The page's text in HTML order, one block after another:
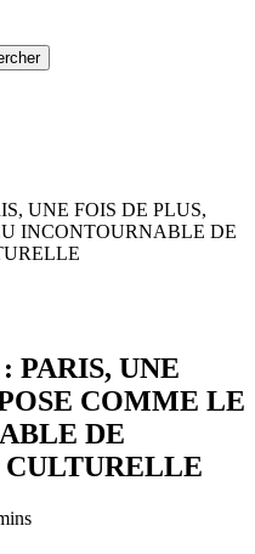
UNE FOIS DE PLUS,
INCONTOURNABLE DE
PARIS, UNE
COMME LE
DE
CULTURELLE